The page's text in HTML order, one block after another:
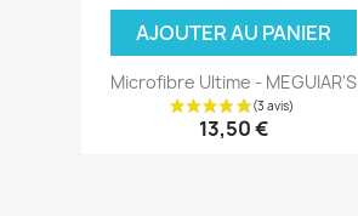
AJOUTER AU PANIER
Microfibre Ultime - MEGUIAR'S
13,50 €